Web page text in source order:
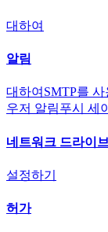
대하여
알림
대하여 SMTP를
우저 알림푸시 세
네트워크 드라이
설정하기
허가